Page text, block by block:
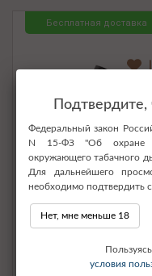
Бесплатная доставка
Pods S 3500 - Corn
(Кукурузные
Федеральный закон
N 15-ФЗ "Об охране
окружающего табачного
Для дальнейшего
необходимо подтвердить
Нет, мне меньше 18
условия